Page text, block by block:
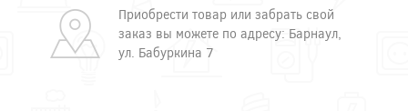
Приобрести товар или забрать свой
заказ вы можете по адресу: Барнаул,
ул. Бабуркина 7